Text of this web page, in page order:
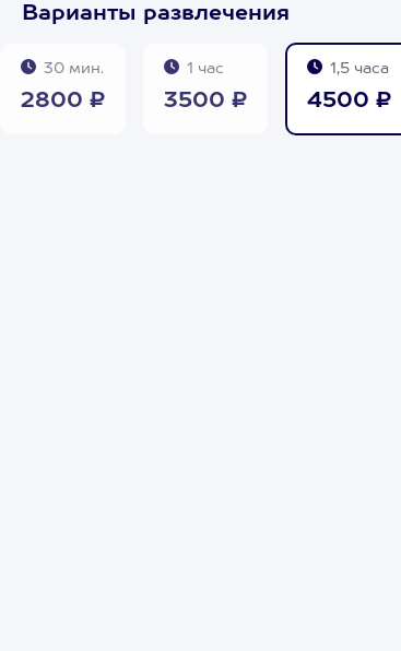
Варианты развлечения
30 мин.
2800 ₽
1 час
3500 ₽
1,5 часа
4500 ₽